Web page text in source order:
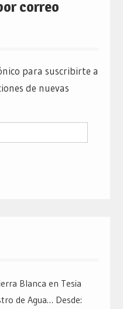
correo
para suscribirte a
de nuevas
Blanca en Tesia
de Agua… Desde: